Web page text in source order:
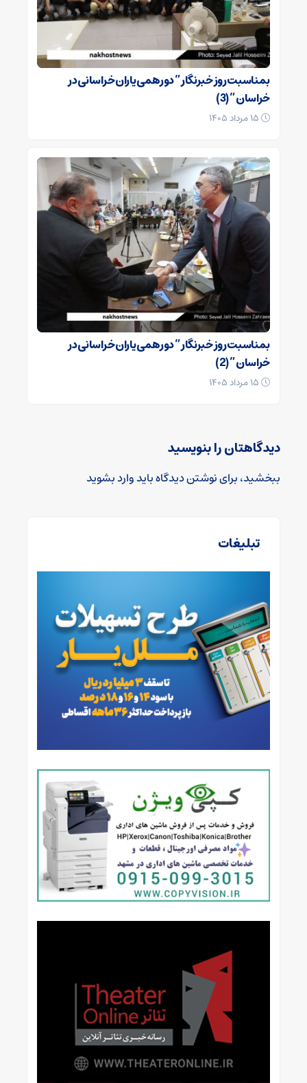
بمناسبت روز خبرنگار ” دورهمی یاران خراسانی در
خراسان ” (3)
بمناسبت روز خبرنگار ” دورهمی یاران خراسانی در
خراسان ” (2)
دیدگاهتان را بنویسید
ببخشید، برای نوشتن دیدگاه بایدوارد بشوید
تبلیغات